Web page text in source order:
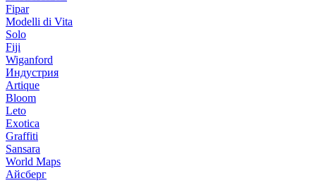
Fipar
Modelli di Vita
Solo
Fiji
Wiganford
Индустрия
Artique
Bloom
Leto
Exotica
Graffiti
Sansara
World Maps
Айсберг